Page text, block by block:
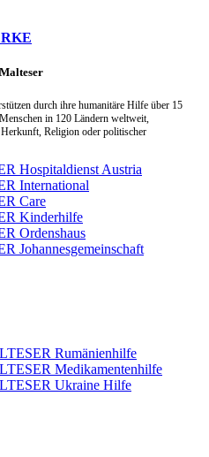
durch ihre humanitäre Hilfe über 15
in 120 Ländern weltweit,
Religion oder politischer
Hospitaldienst Austria
International
Care
Kinderhilfe
Ordenshaus
Johannesgemeinschaft
Rumänienhilfe
Medikamentenhilfe
Ukraine Hilfe